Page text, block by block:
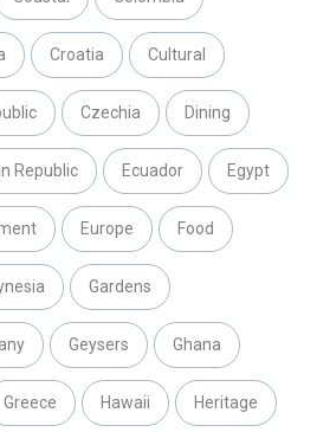
Croatia Cultural
Czechia Dining
Republic Ecuador Egypt
Europe Food
Gardens
Geysers Ghana
Greece Hawaii Heritage